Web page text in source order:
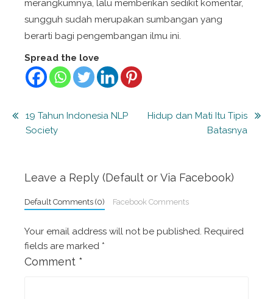
merangkumnya, lalu memberikan sedikit komentar,
sungguh sudah merupakan sumbangan yang
berarti bagi pengembangan ilmu ini.
Spread the love
Post
navigation
19 Tahun Indonesia NLP
Society
Hidup dan Mati Itu Tipis
Batasnya
Leave a Reply (Default or Via Facebook)
Default Comments (0) Facebook Comments
Your email address will not be published. Required
fields are marked *
Comment *